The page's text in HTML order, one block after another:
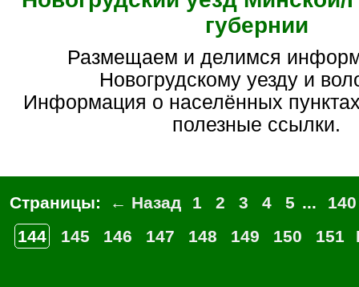
губернии
Размещаем и делимся информацией по
Новогрудскому уезду и
Информация о населённых
полезные ссылки.
Страницы: ← Назад 1 2 3 4 5 ...
140
144
145 146 147 148 149 150 151